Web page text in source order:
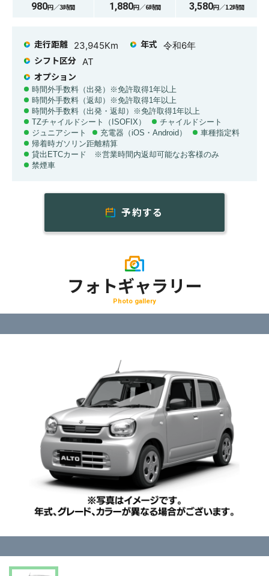
980円／3時間 1,880円／6時間 3,580円／12時間
走行距離 23,945Km 年式 令和6年
シフト区分 AT
オプション
時間外手数料（出発）※免許取得1年以上
時間外手数料（返却）※免許取得1年以上
時間外手数料（出発・返却）※免許取得1年以上
TZチャイルドシート（ISOFIX）
チャイルドシート
ジュニアシート
充電器（iOS・Android）
車種指定料
帰着時ガソリン距離精算
貸出ETCカード ※営業時間内返却可能なお客様のみ
禁煙車
予約する
フォトギャラリー
Photo gallery